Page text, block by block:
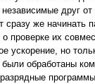
друг
сразу же начинать
о проверке их
ускорение, но
были обработаны